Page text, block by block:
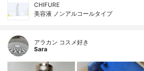
CHIFURE
美容液 ノンアルコールタイプ
アラカン コスメ好き
Sara